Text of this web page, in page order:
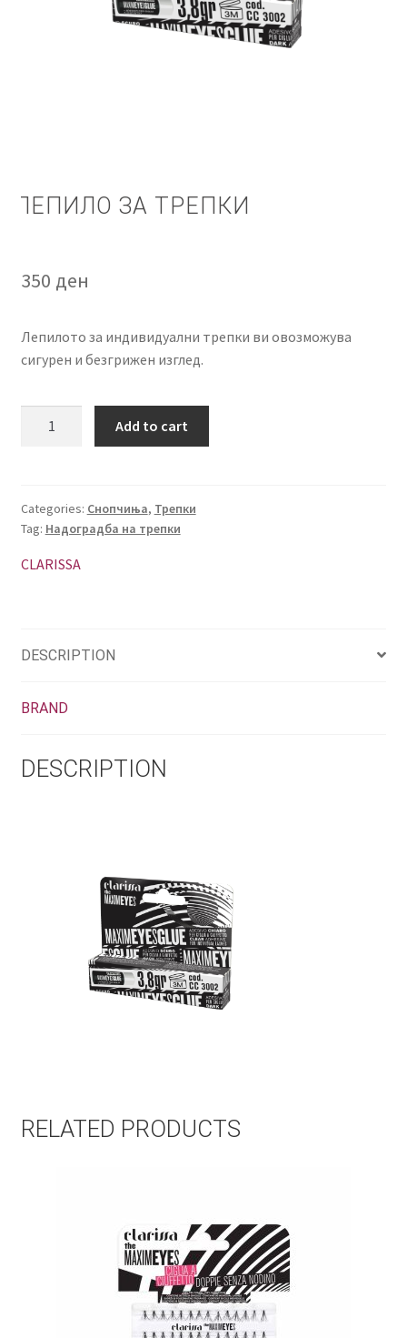
ЗА НАС
КОНТАКТ
ЛЕПИЛО ЗА ТРЕПКИ
350 ден
Лепилото за индивидуални трепки ви овозможува
сигурен и безгрижен изглед.
Add to cart
Categories: Снопчиња, Трепки
Tag: Надоградба на трепки
CLARISSA
DESCRIPTION
BRAND
DESCRIPTION
RELATED PRODUCTS